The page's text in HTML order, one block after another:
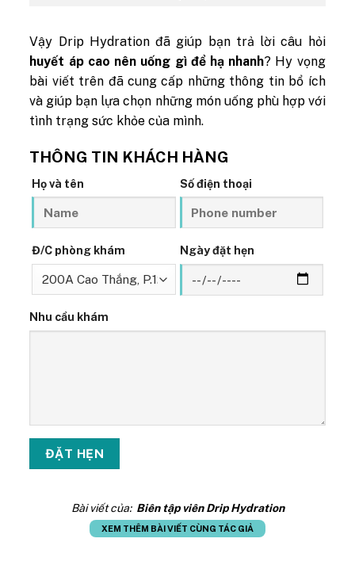
Vậy Drip Hydration đã giúp bạn trả lời câu hỏi
huyết áp cao nên uống gì để hạ nhanh? Hy vọng
bài viết trên đã cung cấp những thông tin bổ ích
và giúp bạn lựa chọn những món uống phù hợp với
tình trạng sức khỏe của mình.
THÔNG TIN KHÁCH HÀNG
Họ và tên Số điện thoại
Đ/C phòng khám Ngày đặt hẹn
Nhu cầu khám
Bài viết của: Biên tập viên Drip Hydration
XEM THÊM BÀI VIẾT CÙNG TÁC GIẢ